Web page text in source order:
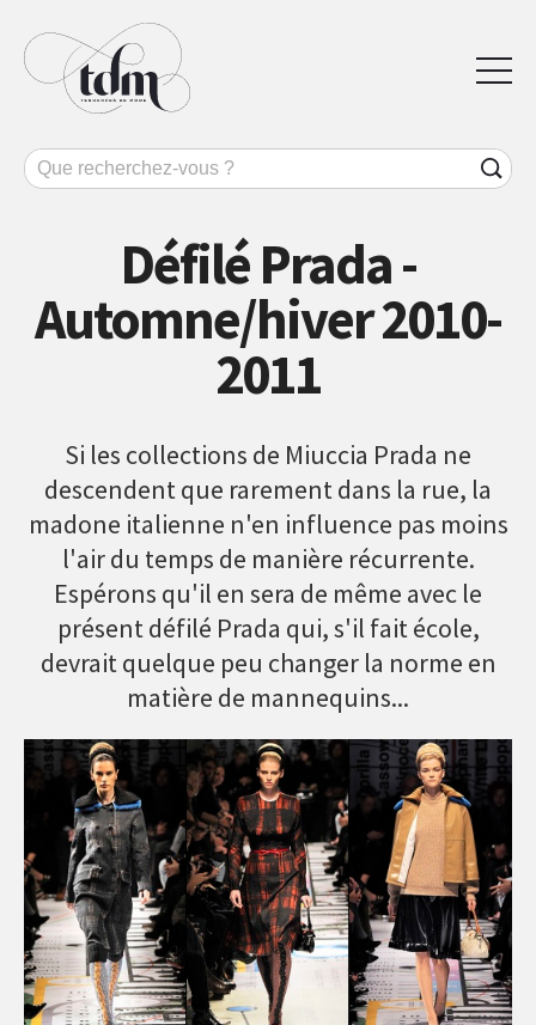
Défilé Prada -
Automne/hiver 2010-
2011
Si les collections de Miuccia Prada ne
descendent que rarement dans la rue, la
madone italienne n'en influence pas moins
l'air du temps de manière récurrente.
Espérons qu'il en sera de même avec le
présent défilé Prada qui, s'il fait école,
devrait quelque peu changer la norme en
matière de mannequins...